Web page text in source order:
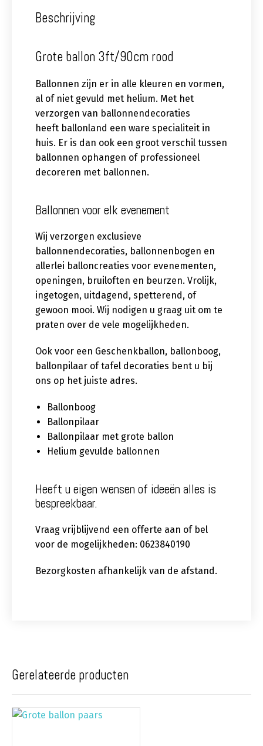
Beschrijving
Grote ballon 3ft/90cm rood
Ballonnen zijn er in alle kleuren en vormen,
al of niet gevuld met helium. Met het
verzorgen van ballonnendecoraties
heeft ballonland een ware specialiteit in
huis. Er is dan ook een groot verschil tussen
ballonnen ophangen of professioneel
decoreren met ballonnen.
Ballonnen voor elk evenement
Wij verzorgen exclusieve
ballonnendecoraties, ballonnenbogen en
allerlei balloncreaties voor evenementen,
openingen, bruiloften en beurzen. Vrolijk,
ingetogen, uitdagend, spetterend, of
gewoon mooi. Wij nodigen u graag uit om te
praten over de vele mogelijkheden.
Ook voor een Geschenkballon, ballonboog,
ballonpilaar of tafel decoraties bent u bij
ons op het juiste adres.
Ballonboog
Ballonpilaar
Ballonpilaar met grote ballon
Helium gevulde ballonnen
Heeft u eigen wensen of ideeën alles is
bespreekbaar.
Vraag vrijblijvend een offerte aan of bel
voor de mogelijkheden: 0623840190
Bezorgkosten afhankelijk van de afstand.
Gerelateerde producten